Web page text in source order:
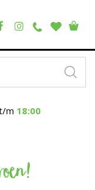
m 18:00